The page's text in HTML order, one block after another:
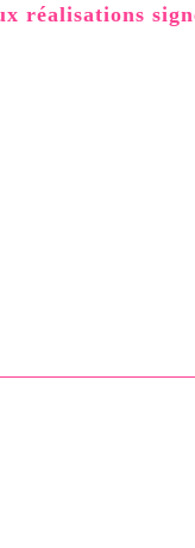
réalisations